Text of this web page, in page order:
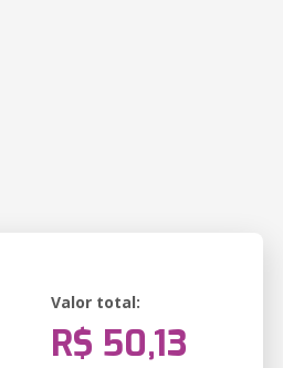
Valor total:
R$ 50,13